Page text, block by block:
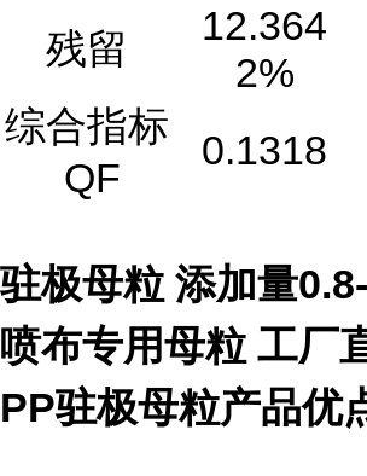
残留
12.364
2%
综合指标
QF
0.1318
驻极母粒 添加量
喷布专用母粒 工厂
PP驻极母粒产品优